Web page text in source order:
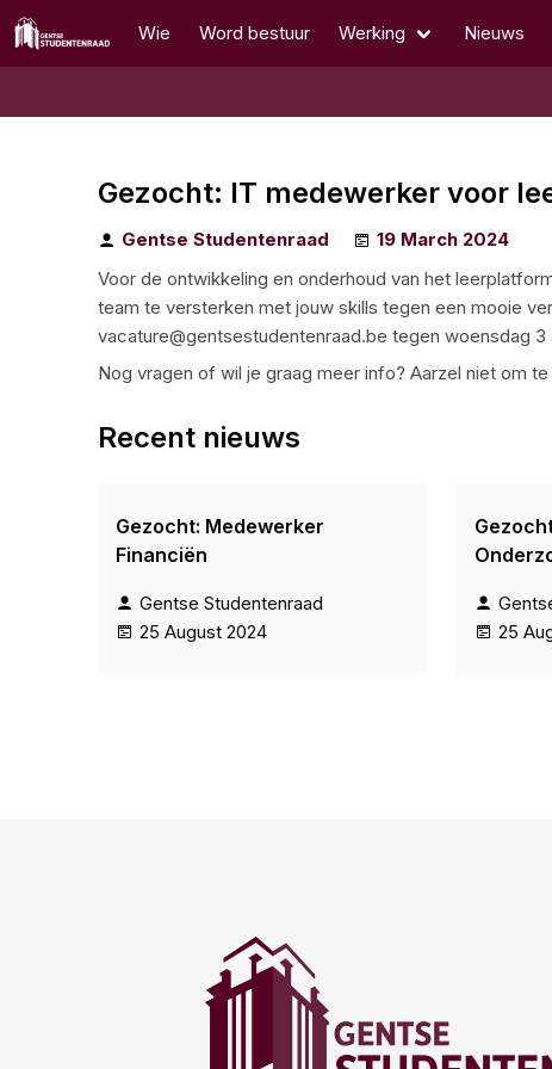
Wie Word bestuur Werking Nieuws
Gezocht: IT medewerker voor
Gentse Studentenraad
19 March 2024
Voor de ontwikkeling en onderhoud van het
team te versterken met jouw skills tegen een mooie
vacature@gentsestudentenraad.be tegen woensdag 3
Nog vragen of wil je graag meer info? Aarzel niet om
Recent nieuws
Gezocht: Medewerker
Financiën
Gentse Studentenraad
25 August 2024
25